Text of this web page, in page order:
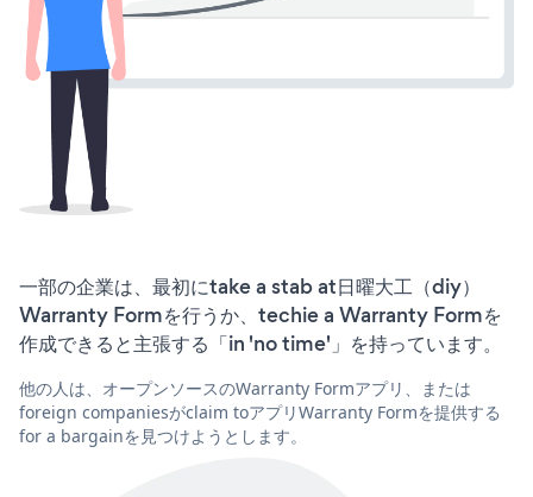
一部の企業は、最初にtake a stab at日曜大工（diy）
Warranty Formを行うか、techie a Warranty Formを
作成できると主張する「in 'no time'」を持っています。
他の人は、オープンソースのWarranty Formアプリ、または
foreign companiesがclaim toアプリWarranty Formを提供する
for a bargainを見つけようとします。